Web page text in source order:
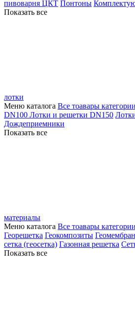
пивоварня ЦКТ Понтоны
Показать все
лотки
Меню каталога Все тоавары категории
DN100 Лотки и решетки DN150
Дождеприемники
Показать все
материалы
Меню каталога Все тоавары категории
Георешетка Геокомпозиты
сетка (геосетка) Газонная решетка
Показать все